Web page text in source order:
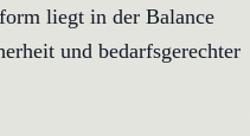
liegt in der Balance
und bedarfsgerechter